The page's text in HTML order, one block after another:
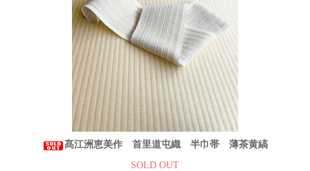
髙江洲恵美作 首里道屯織 半巾帯 薄茶黄縞
SOLD OUT